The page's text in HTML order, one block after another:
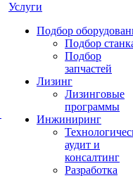
Услуги
Подбор
Подбор
Подбор
запчастей
Лизинг
Лизинговые
программы
Инжиниринг
аудит и
консалтинг
Разработка